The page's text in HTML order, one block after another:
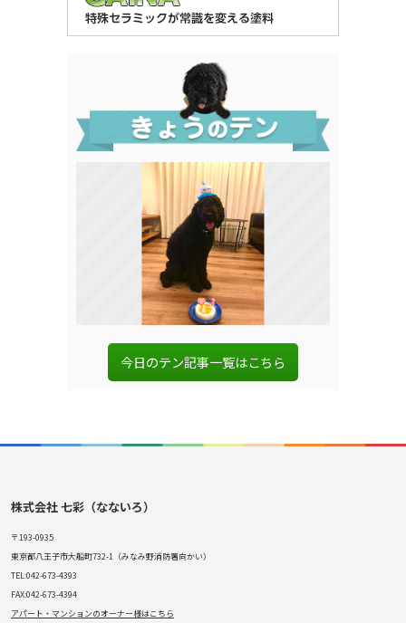
今日のテン記事一覧はこちら
株式会社 七彩（なないろ）
〒193-0935
東京都八王子市大船町732-1（みなみ野消防署向かい）
TEL:042-673-4393
FAX:042-673-4394
アパート・マンションのオーナー様はこちら